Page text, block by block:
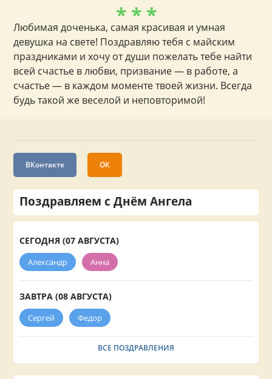
* * *
Любимая доченька, самая красивая и умная
девушка на свете! Поздравляю тебя с майским
праздниками и хочу от души пожелать тебе найти
всей счастье в любви, призвание — в работе, а
счастье — в каждом моменте твоей жизни. Всегда
будь такой же веселой и неповторимой!
ВКонтакте ОК
Поздравляем с Днём Ангела
СЕГОДНЯ (07 АВГУСТА)
Александр Анна
ЗАВТРА (08 АВГУСТА)
Сергей Федор
ВСЕ ПОЗДРАВЛЕНИЯ